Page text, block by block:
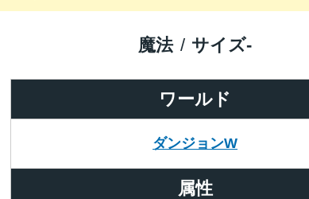
ワールド
ダンジョンW
魔法 サイズ-
属性